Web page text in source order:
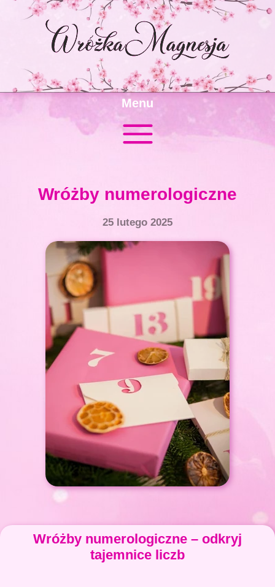
25 lutego 2025
Wróżby numerologiczne
Wróżby numerologiczne – odkryj
tajemnice liczb
Menu